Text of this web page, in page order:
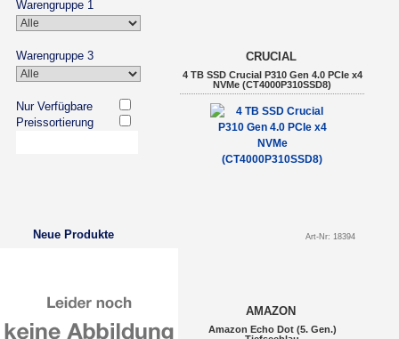
Warengruppe 1
Warengruppe 3
Nur Verfügbare
Preissortierung
Neue Produkte
CRUCIAL
4 TB SSD Crucial P310 Gen 4.0 PCIe x4
NVMe (CT4000P310SSD8)
Art-Nr: 18394
AMAZON
Amazon Echo Dot (5. Gen.)